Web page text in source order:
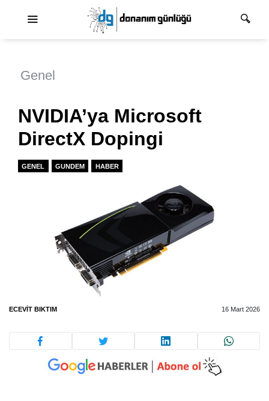
Genel
NVIDIA’ya Microsoft
DirectX Dopingi
GENEL GUNDEM HABER
ECEVIT BIKTIM 16 Mart 2026